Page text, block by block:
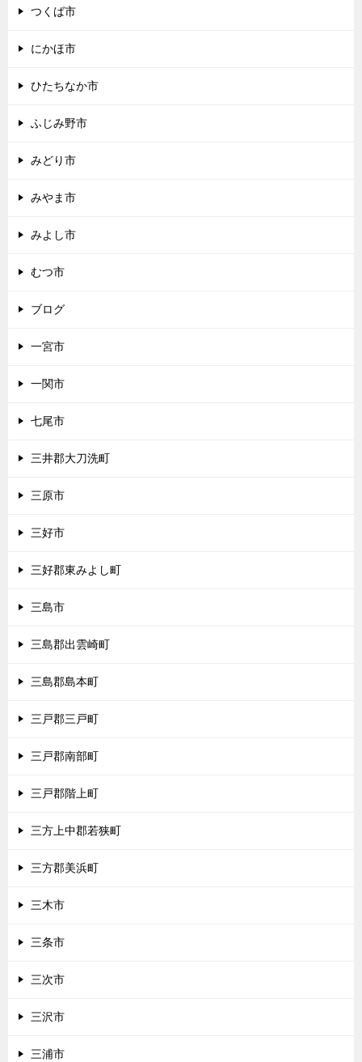
つくば市
にかほ市
ひたちなか市
ふじみ野市
みどり市
みやま市
みよし市
むつ市
ブログ
一宮市
一関市
七尾市
三井郡大刀洗町
三原市
三好市
三好郡東みよし町
三島市
三島郡出雲崎町
三島郡島本町
三戸郡三戸町
三戸郡南部町
三戸郡階上町
三方上中郡若狭町
三方郡美浜町
三木市
三条市
三次市
三沢市
三浦市